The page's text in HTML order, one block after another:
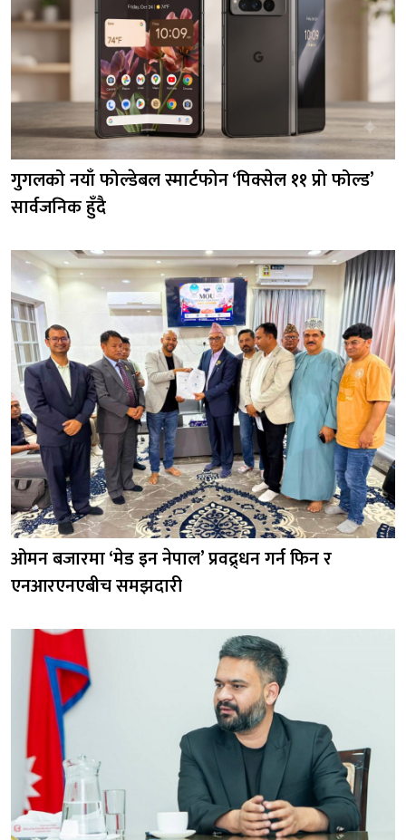
गुगलको नयाँ फोल्डेबल स्मार्टफोन ‘पिक्सेल ११ प्रो फोल्ड’
सार्वजनिक हुँदै
ओमन बजारमा ‘मेड इन नेपाल’ प्रवद्र्धन गर्न फिन र
एनआरएनएबीच समझदारी